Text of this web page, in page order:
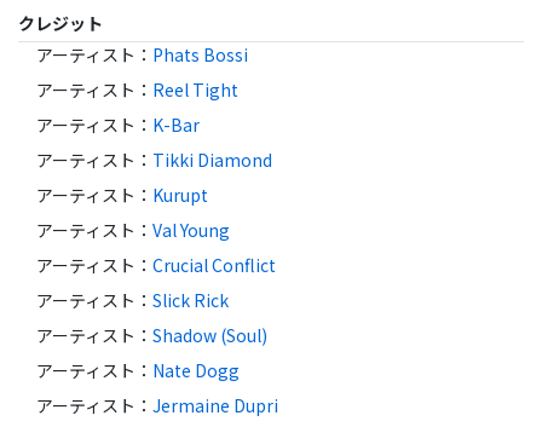
クレジット
アーティスト ： Phats Bossi
アーティスト ： Reel Tight
アーティスト ： K-Bar
アーティスト ： Tikki Diamond
アーティスト ： Kurupt
アーティスト ： Val Young
アーティスト ： Crucial Conflict
アーティスト ： Slick Rick
アーティスト ： Shadow (Soul)
アーティスト ： Nate Dogg
アーティスト ： Jermaine Dupri